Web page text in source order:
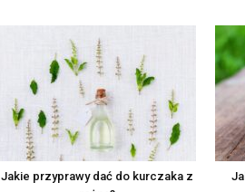
Jakie przyprawy dać do kurczaka z